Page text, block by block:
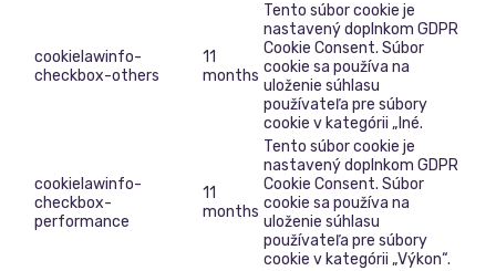
cookielawinfo-
checkbox-others
11
months
Tento súbor cookie je
nastavený doplnkom GDPR
Cookie Consent. Súbor
cookie sa používa na
uloženie súhlasu
používateľa pre súbory
cookie v kategórii „Iné.
cookielawinfo-
checkbox-
performance
11
months
Tento súbor cookie je
nastavený doplnkom GDPR
Cookie Consent. Súbor
cookie sa používa na
uloženie súhlasu
používateľa pre súbory
cookie v kategórii „Výkon“.